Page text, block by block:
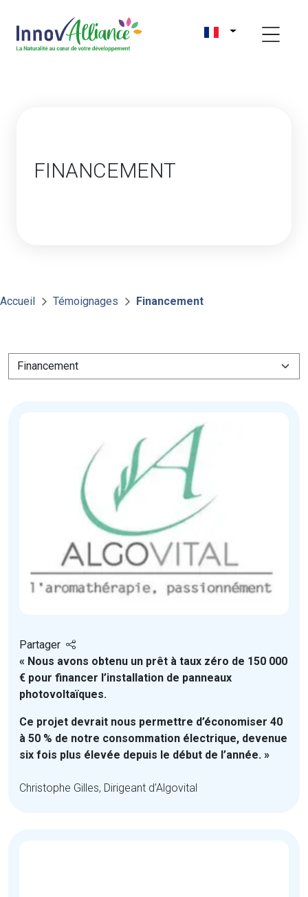
FINANCEMENT
Accueil Témoignages Financement
Partager
« Nous avons obtenu un prêt à taux zéro de 150 000
€ pour financer l’installation de panneaux
photovoltaïques.
Ce projet devrait nous permettre d’économiser 40
à 50 % de notre consommation électrique, devenue
six fois plus élevée depuis le début de l’année. »
Christophe Gilles, Dirigeant d’Algovital